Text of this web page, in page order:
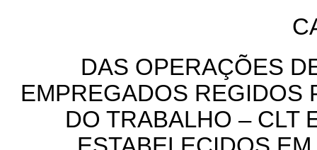
DAS OPERAÇÕES
EMPREGADOS REGIDOS
DO TRABALHO – CLT